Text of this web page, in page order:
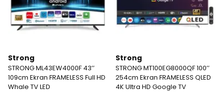
Strong
STRONG ML43EW4000F 43’’
109cm Ekran FRAMELESS Full HD
Whale TV LED
Strong
STRONG MT100EG8000QF 100’’
254cm Ekran FRAMELESS QLED
4K Ultra HD Google TV